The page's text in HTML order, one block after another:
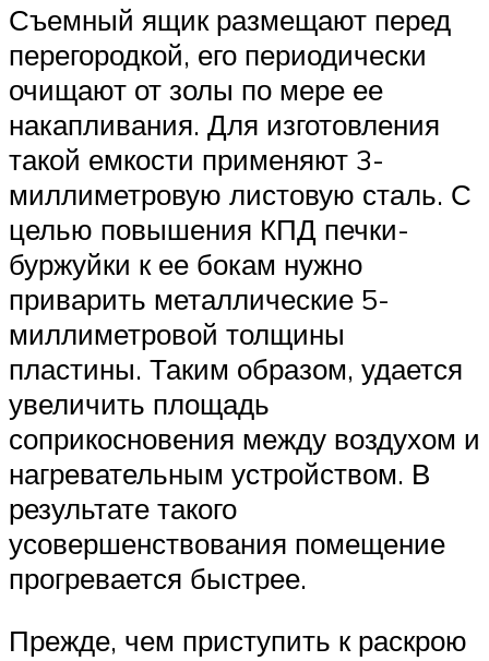
Съемный ящик размещают перед
перегородкой, его периодически
очищают от золы по мере ее
накапливания. Для изготовления
такой емкости применяют 3-
миллиметровую листовую сталь. С
целью повышения КПД печки-
буржуйки к ее бокам нужно
приварить металлические 5-
миллиметровой толщины
пластины. Таким образом, удается
увеличить площадь
соприкосновения между воздухом и
нагревательным устройством. В
результате такого
усовершенствования помещение
прогревается быстрее.
Прежде, чем приступить к раскрою